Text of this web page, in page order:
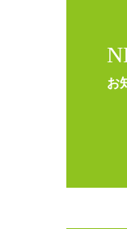
お